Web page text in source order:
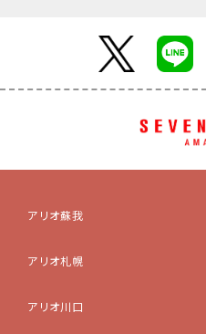
アリオ蘇我
アリオ札幌
アリオ川口